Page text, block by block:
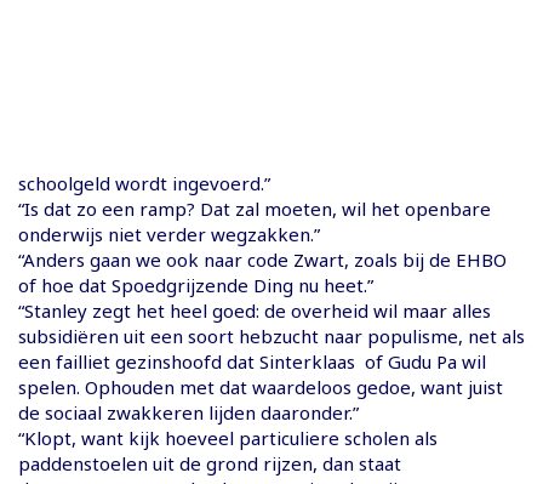
schoolgeld wordt ingevoerd.”
“Is dat zo een ramp? Dat zal moeten, wil het openbare
onderwijs niet verder wegzakken.”
“Anders gaan we ook naar code Zwart, zoals bij de EHBO
of hoe dat Spoedgrijzende Ding nu heet.”
“Stanley zegt het heel goed: de overheid wil maar alles
subsidiëren uit een soort hebzucht naar populisme, net als
een failliet gezinshoofd dat Sinterklaas of Gudu Pa wil
spelen. Ophouden met dat waardeloos gedoe, want juist
de sociaal zwakkeren lijden daaronder.”
“Klopt, want kijk hoeveel particuliere scholen als
paddenstoelen uit de grond rijzen, dan staat